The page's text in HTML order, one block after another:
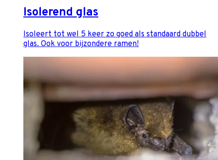
Isolerend glas
Isoleert tot wel 5 keer zo goed als standaard dubbel
glas. Ook voor bijzondere ramen!